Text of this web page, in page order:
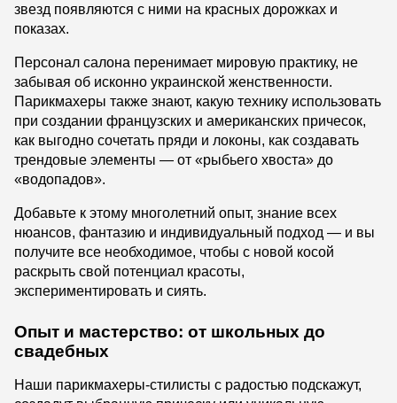
звезд появляются с ними на красных дорожках и
показах.
Персонал салона перенимает мировую практику, не
забывая об исконно украинской женственности.
Парикмахеры также знают, какую технику использовать
при создании французских и американских причесок,
как выгодно сочетать пряди и локоны, как создавать
трендовые элементы — от «рыбьего хвоста» до
«водопадов».
Добавьте к этому многолетний опыт, знание всех
нюансов, фантазию и индивидуальный подход — и вы
получите все необходимое, чтобы с новой косой
раскрыть свой потенциал красоты,
экспериментировать и сиять.
Опыт и мастерство: от школьных до
свадебных
Наши парикмахеры-стилисты с радостью подскажут,